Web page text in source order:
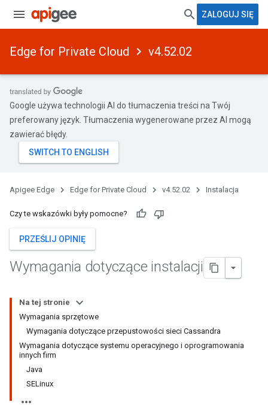
ZALOGUJ SIĘ
Edge for Private Cloud v4.52.02
Google używa technologii AI do tłumaczenia treści na Twój
preferowany język. Tłumaczenia wygenerowane przez AI mogą
zawierać błędy.
Apigee Edge Edge for Private Cloud v4.52.02 Instalacja
Czy te wskazówki były pomocne?
PRZEŚLIJ OPINIĘ
Wymagania dotyczące instalacji
Na tej stronie
Wymagania sprzętowe
Wymagania dotyczące przepustowości sieci Cassandra
Wymagania dotyczące systemu operacyjnego i oprogramowania
innych firm
Java
SELinux